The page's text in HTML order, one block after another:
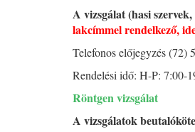
A vizsgálat (hasi
lakcímmel rendelkező,
Telefonos előjegyzés (72)
Rendelési idő: H-P: 7:00-
Röntgen vizsgálat
A vizsgálatok